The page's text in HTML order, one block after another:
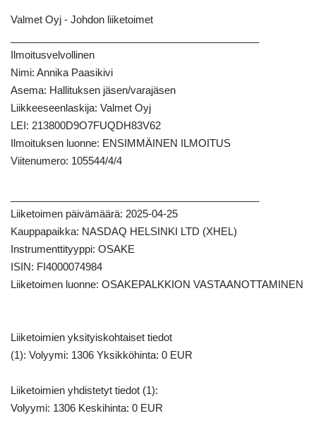
Valmet Oyj - Johdon liiketoimet
Ilmoitusvelvollinen
Nimi: Annika Paasikivi
Asema: Hallituksen jäsen/varajäsen
Liikkeeseenlaskija: Valmet Oyj
LEI: 213800D9O7FUQDH83V62
Ilmoituksen luonne: ENSIMMÄINEN ILMOITUS
Viitenumero: 105544/4/4
Liiketoimen päivämäärä: 2025-04-25
Kauppapaikka: NASDAQ HELSINKI LTD (XHEL)
Instrumenttityyppi: OSAKE
ISIN: FI4000074984
Liiketoimen luonne: OSAKEPALKKION VASTAANOTTAMINEN
Liiketoimien yksityiskohtaiset tiedot
(1): Volyymi: 1306 Yksikköhinta: 0 EUR
Liiketoimien yhdistetyt tiedot (1):
Volyymi: 1306 Keskihinta: 0 EUR